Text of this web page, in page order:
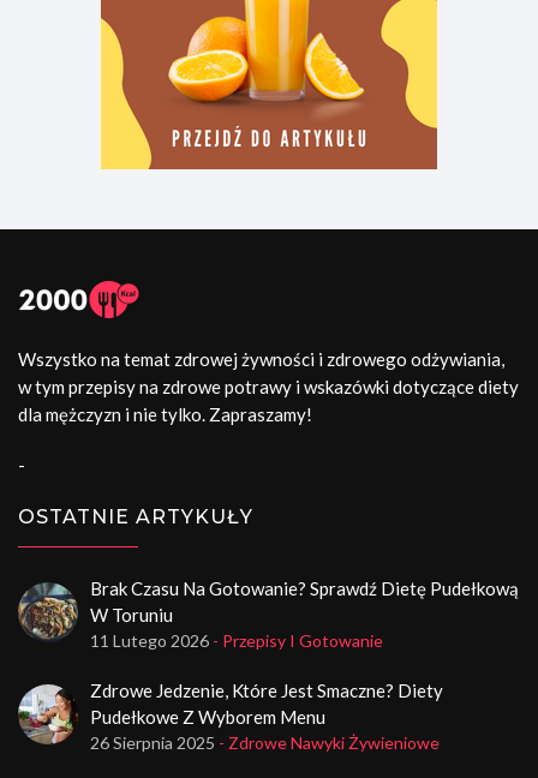
Wszystko na temat zdrowej żywności i zdrowego odżywiania,
w tym przepisy na zdrowe potrawy i wskazówki dotyczące diety
dla mężczyzn i nie tylko. Zapraszamy!
-
OSTATNIE ARTYKUŁY
Brak Czasu Na Gotowanie? Sprawdź Dietę Pudełkową
W Toruniu
11 Lutego 2026 - Przepisy I Gotowanie
Zdrowe Jedzenie, Które Jest Smaczne? Diety
Pudełkowe Z Wyborem Menu
26 Sierpnia 2025 - Zdrowe Nawyki Żywieniowe